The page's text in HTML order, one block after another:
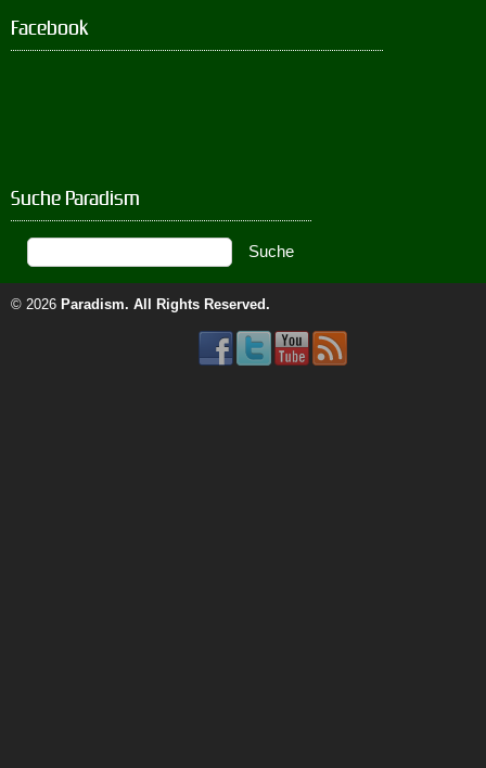
Facebook
Suche Paradism
© 2026 Paradism. All Rights Reserved.